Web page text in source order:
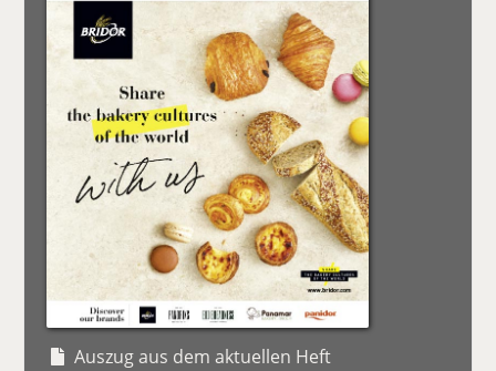
Auszug aus dem aktuellen Heft